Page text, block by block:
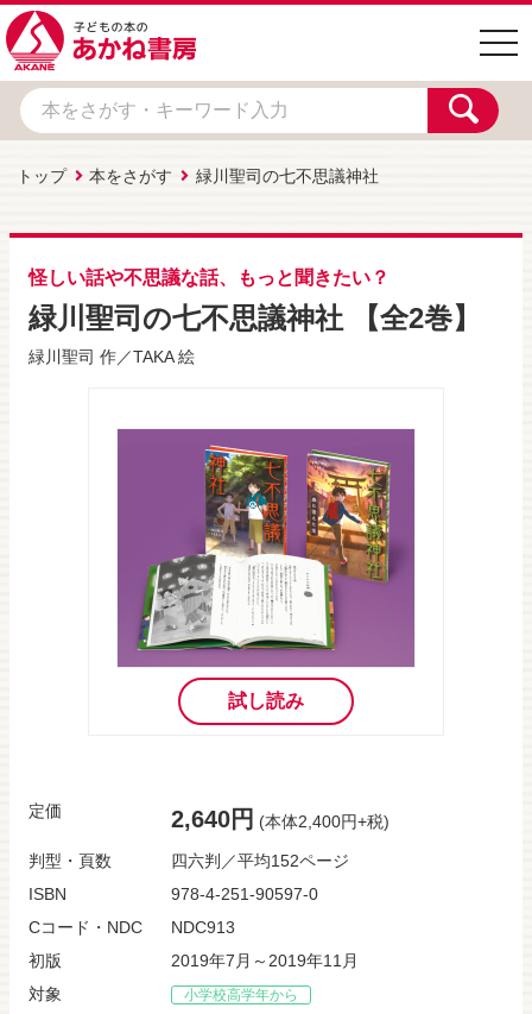
トップ 本をさがす 緑川聖司の七不思議神社
怪しい話や不思議な話、もっと聞きたい？
緑川聖司の七不思議神社 【全2巻】
緑川聖司 作／TAKA絵
試し読み
定価 2,640円 (本体2,400円+税)
判型・頁数
四六判／平均152ページ
ISBN
978-4-251-90597-0
Cコード・NDC
NDC913
初版
2019年7月～2019年11月
対象
小学校高学年から